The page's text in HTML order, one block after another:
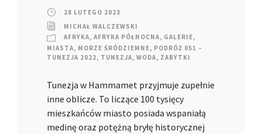
28 LUTEGO 2023
MICHAŁ WALCZEWSKI
AFRYKA, AFRYKA PÓŁNOCNA, GALERIE,
MIASTA, MORZE ŚRÓDZIEMNE, PODRÓŻ 051 –
TUNEZJA 2022, TUNEZJA, WODA, ZABYTKI
Tunezja w Hammamet przyjmuje zupełnie
inne oblicze. To liczące 100 tysięcy
mieszkańców miasto posiada wspaniałą
medinę oraz potężną bryłę historycznej